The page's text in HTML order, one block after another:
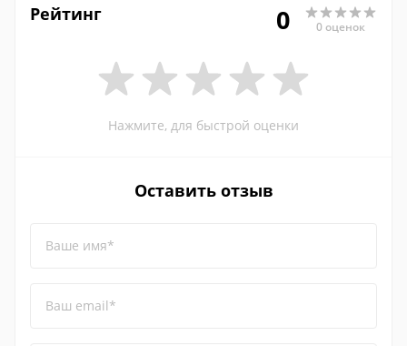
Рейтинг 0 0 оценок
Нажмите, для быстрой оценки
Оставить отзыв
Ваше имя*
Ваш email*